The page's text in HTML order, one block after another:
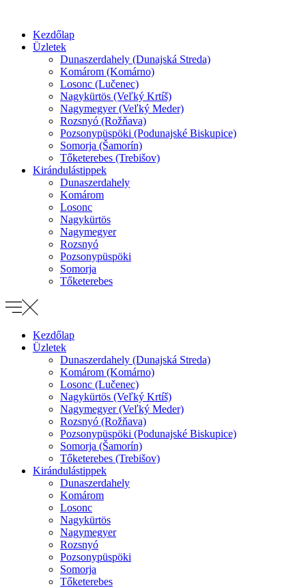
obsah
Kezdőlap
Üzletek
Dunaszerdahely (Dunajská Streda)
Komárom (Komárno)
Losonc (Lučenec)
Nagykürtös (Veľký Krtíš)
Nagymegyer (Veľký Meder)
Rozsnyó (Rožňava)
Pozsonypüspöki (Podunajské Biskupice)
Somorja (Šamorín)
Tőketerebes (Trebišov)
Kirándulástippek
Dunaszerdahely
Komárom
Losonc
Nagykürtös
Nagymegyer
Rozsnyó
Pozsonypüspöki
Somorja
Tőketerebes
Kezdőlap
Üzletek
Dunaszerdahely (Dunajská Streda)
Komárom (Komárno)
Losonc (Lučenec)
Nagykürtös (Veľký Krtíš)
Nagymegyer (Veľký Meder)
Rozsnyó (Rožňava)
Pozsonypüspöki (Podunajské Biskupice)
Somorja (Šamorín)
Tőketerebes (Trebišov)
Kirándulástippek
Dunaszerdahely
Komárom
Losonc
Nagykürtös
Nagymegyer
Rozsnyó
Pozsonypüspöki
Somorja
Tőketerebes